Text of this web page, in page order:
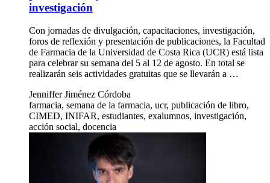
investigación
Con jornadas de divulgación, capacitaciones, investigación,
foros de reflexión y presentación de publicaciones, la Facultad
de Farmacia de la Universidad de Costa Rica (UCR) está lista
para celebrar su semana del 5 al 12 de agosto. En total se
realizarán seis actividades gratuitas que se llevarán a …
Jenniffer Jiménez Córdoba
farmacia, semana de la farmacia, ucr, publicación de libro,
CIMED, INIFAR, estudiantes, exalumnos, investigación,
acción social, docencia